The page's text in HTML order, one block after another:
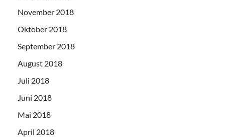
November 2018
Oktober 2018
September 2018
August 2018
Juli 2018
Juni 2018
Mai 2018
April 2018